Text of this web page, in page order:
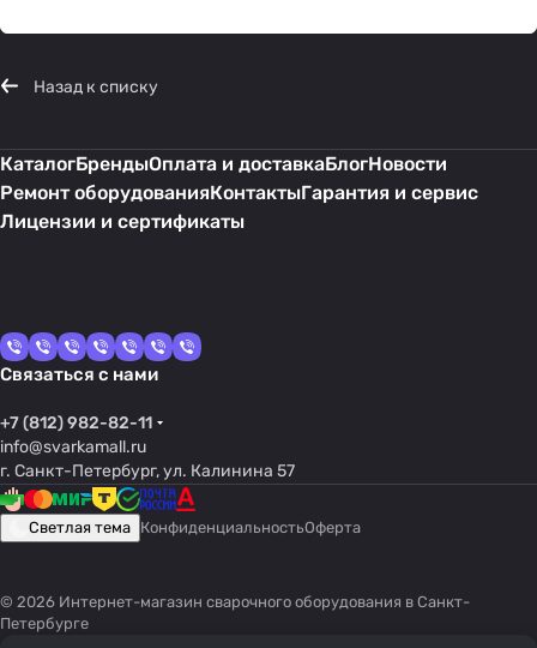
Назад к списку
КаталогБрендыОплата и доставкаБлогНовости
Ремонт оборудованияКонтактыГарантия и сервис
Лицензии и сертификаты
Связаться с нами
+7 (812) 982-82-11
info@svarkamall.ru
г. Санкт-Петербург, ул. Калинина 57
Светлая тема КонфиденциальностьОферта
© 2026 Интернет-магазин сварочного оборудования в Санкт-
Петербурге